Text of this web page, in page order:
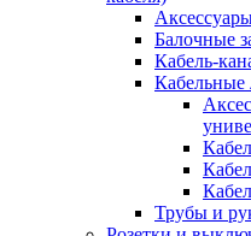
Балочные
Кабель-
Кабельные
Трубы и